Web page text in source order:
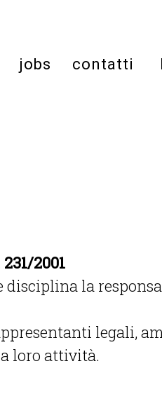
jobs contatti
2001
disciplina la
legali,
loro attività.